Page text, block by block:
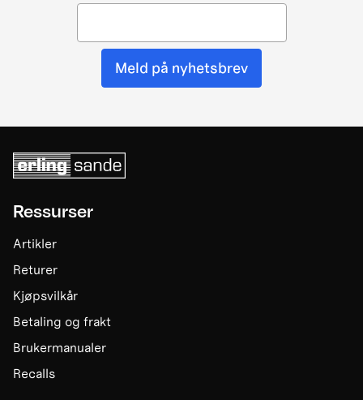
Meld på nyhetsbrev
Ressurser
Artikler
Returer
Kjøpsvilkår
Betaling og frakt
Brukermanualer
Recalls